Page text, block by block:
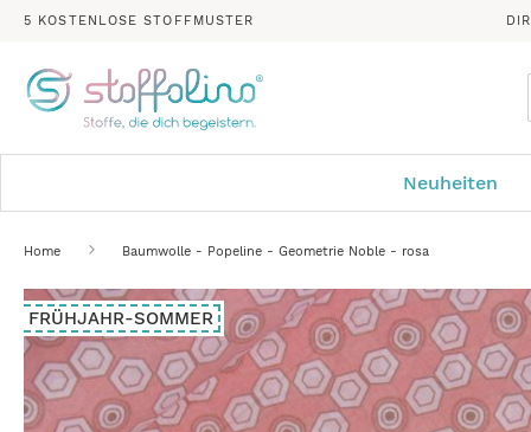
5 KOSTENLOSE STOFFMUSTER
Neuheiten
Home Baumwolle - Popeline - Geometrie Noble - rosa
Zum
Ende
der
Bildergalerie
springen
FRÜHJAHR-SOMMER